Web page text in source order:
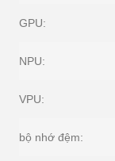
GPU:
NPU:
VPU:
bộ nhớ đệm: